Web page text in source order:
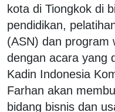
kota di Tiongkok di
pendidikan,
(ASN) dan program
dengan acara yang
Kadin Indonesia
Farhan akan
bidang bisnis dan